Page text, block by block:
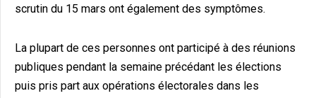
scrutin du 15 mars ont également des symptômes.
La plupart de ces personnes ont participé à des réunions
publiques pendant la semaine précédant les élections
puis pris part aux opérations électorales dans les